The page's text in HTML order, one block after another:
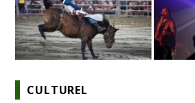
CULTUREL